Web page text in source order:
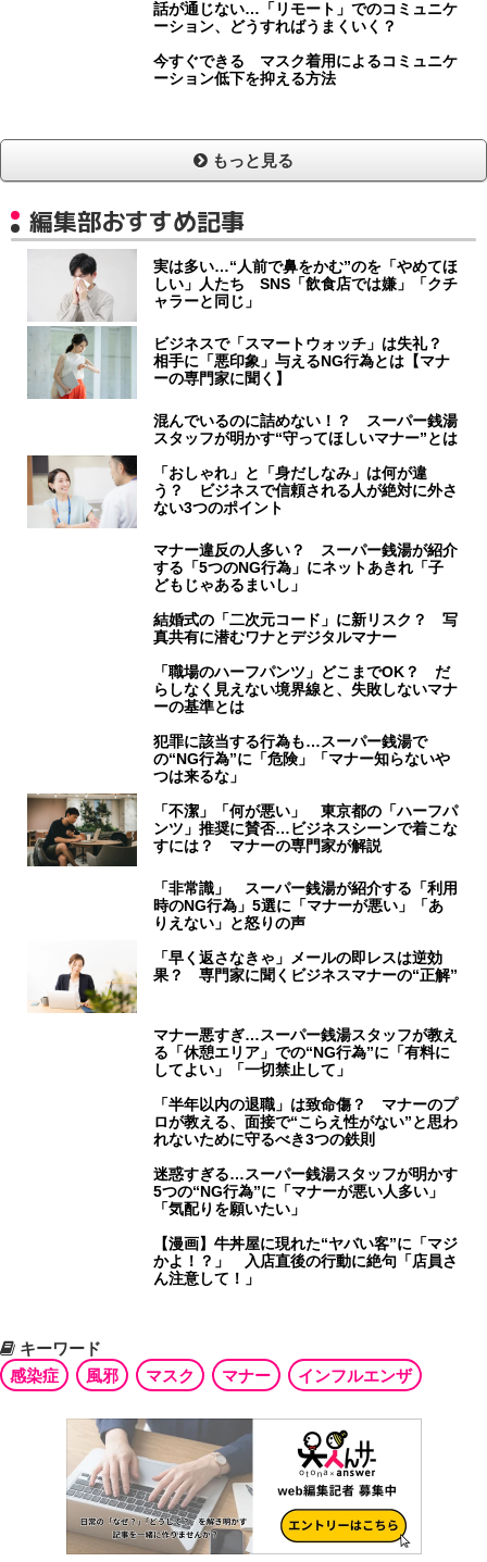
話が通じない…「リモート」でのコミュニケ
ーション、どうすればうまくいく？
今すぐできる マスク着用によるコミュニケ
ーション低下を抑える方法
もっと見る
編集部おすすめ記事
実は多い…“人前で鼻をかむ”のを「やめてほ
しい」人たち SNS「飲食店では嫌」「クチ
ャラーと同じ」
ビジネスで「スマートウォッチ」は失礼？
相手に「悪印象」与えるNG行為とは【マナ
ーの専門家に聞く】
混んでいるのに詰めない！？ スーパー銭湯
スタッフが明かす“守ってほしいマナー”とは
「おしゃれ」と「身だしなみ」は何が違
う？ ビジネスで信頼される人が絶対に外さ
ない3つのポイント
マナー違反の人多い？ スーパー銭湯が紹介
する「5つのNG行為」にネットあきれ「子
どもじゃあるまいし」
結婚式の「二次元コード」に新リスク？ 写
真共有に潜むワナとデジタルマナー
「職場のハーフパンツ」どこまでOK？ だ
らしなく見えない境界線と、失敗しないマナ
ーの基準とは
犯罪に該当する行為も…スーパー銭湯で
の“NG行為”に「危険」「マナー知らないや
つは来るな」
「不潔」「何が悪い」 東京都の「ハーフパ
ンツ」推奨に賛否…ビジネスシーンで着こな
すには？ マナーの専門家が解説
「非常識」 スーパー銭湯が紹介する「利用
時のNG行為」5選に「マナーが悪い」「あ
りえない」と怒りの声
「早く返さなきゃ」メールの即レスは逆効
果？ 専門家に聞くビジネスマナーの“正解”
マナー悪すぎ…スーパー銭湯スタッフが教え
る「休憩エリア」での“NG行為”に「有料に
してよい」「一切禁止して」
「半年以内の退職」は致命傷？ マナーのプ
ロが教える、面接で“こらえ性がない”と思わ
れないために守るべき3つの鉄則
迷惑すぎる…スーパー銭湯スタッフが明かす
5つの“NG行為”に「マナーが悪い人多い」
「気配りを願いたい」
【漫画】牛丼屋に現れた“ヤバい客”に「マジ
かよ！？」 入店直後の行動に絶句「店員さ
ん注意して！」
キーワード
感染症
風邪 マスク マナー インフルエンザ